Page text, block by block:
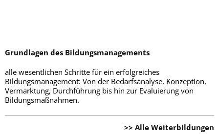
Grundlagen des Bildungsmanagements
alle wesentlichen Schritte für ein erfolgreiches
Bildungsmanagement: Von der Bedarfsanalyse, Konzeption,
Vermarktung, Durchführung bis hin zur Evaluierung von
Bildungsmaßnahmen.
>> Alle Weiterbildungen